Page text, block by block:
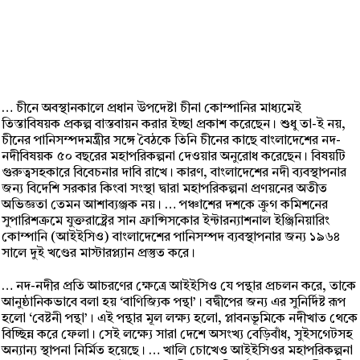
… চীনে অবস্থানকালে প্রধান উপদেষ্টা চীনা কোম্পানির মাধ্যমেই
তিস্তাবিষয়ক প্রকল্প বাস্তবায়ন করার ইচ্ছা প্রকাশ করেছেন। শুধু তা-ই নয়,
চীনের পানিসম্পদমন্ত্রীর সঙ্গে বৈঠকে তিনি চীনের কাছে বাংলাদেশের নদ-
নদীবিষয়ক ৫০ বছরের মহাপরিকল্পনা দেওয়ার অনুরোধ করেছেন। বিষয়টি
গুরুত্বসহকারে বিবেচনার দাবি রাখে। কারণ, বাংলাদেশের নদী ব্যবস্থাপনার
জন্য বিদেশি সরকার কিংবা সংস্থা দ্বারা মহাপরিকল্পনা প্রণয়নের অতীত
অভিজ্ঞতা তেমন আশাব্যঞ্জক নয়। … পঞ্চাশের দশকে ক্রুগ কমিশনের
সুপারিশক্রমে যুক্তরাষ্ট্রের সান ফ্রান্সিসকোর ইন্টারন্যাশনাল ইঞ্জিনিয়ারিং
কোম্পানি (আইইসিও) বাংলাদেশের পানিসম্পদ ব্যবস্থাপনার জন্য ১৯৬৪
সালে দুই খণ্ডের মাস্টারপ্ল্যান প্রস্তুত করে।
… নদ-নদীর প্রতি আচরণের ক্ষেত্রে আইইসিও যে পন্থার প্রচলন করে, তাকে
আনুষ্ঠানিকভাবে বলা হয় ‘বাণিজ্যিক পন্থা’। বদ্বীপের জন্য এর সুনির্দিষ্ট রূপ
হলো ‘বেষ্টনী পন্থা’। এই পন্থার মূল লক্ষ্য হলো, প্লাবনভূমিকে নদীখাত থেকে
বিচ্ছিন্ন করে ফেলা। সেই লক্ষ্যে সারা দেশে অসংখ্য বেড়িবাঁধ, সুইসগেটসহ
অন্যান্য স্থাপনা নির্মিত হয়েছে। … খালি চোখেও আইইসিওর মহাপরিকল্পনা